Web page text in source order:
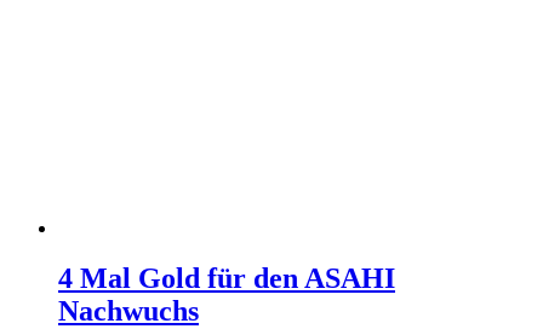
4 Mal Gold für den ASAHI
Nachwuchs